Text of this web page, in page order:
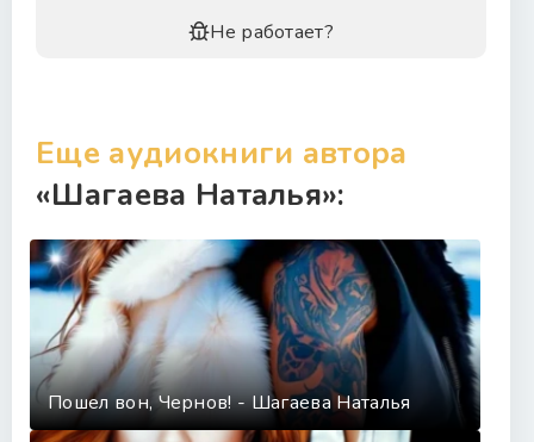
Не работает?
Еще аудиокниги автора
«Шагаева Наталья»:
Пошел вон, Чернов! - Шагаева Наталья